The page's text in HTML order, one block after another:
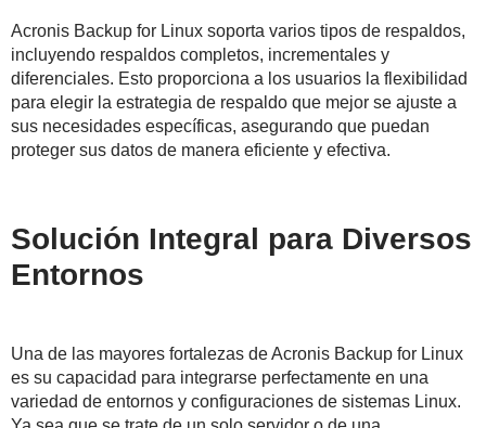
Acronis Backup for Linux soporta varios tipos de respaldos,
incluyendo respaldos completos, incrementales y
diferenciales. Esto proporciona a los usuarios la flexibilidad
para elegir la estrategia de respaldo que mejor se ajuste a
sus necesidades específicas, asegurando que puedan
proteger sus datos de manera eficiente y efectiva.
Solución Integral para Diversos
Entornos
Una de las mayores fortalezas de Acronis Backup for Linux
es su capacidad para integrarse perfectamente en una
variedad de entornos y configuraciones de sistemas Linux.